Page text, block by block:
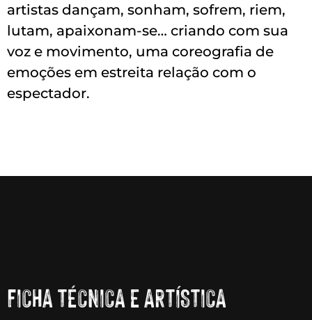
artistas dançam, sonham, sofrem, riem,
lutam, apaixonam-se… criando com sua
voz e movimento, uma coreografia de
emoções em estreita relação com o
espectador.
FICHA TÉCNICA E ARTÍSTICA